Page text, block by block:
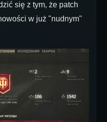
się z tym, że patch
w już "nudnym"